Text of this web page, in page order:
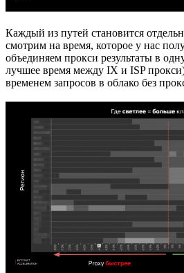
Каждый из путей становится
смотрим на время, которое у нас
объединяем прокси результаты в
лучшее время между IX и ISP
временем запросов в облако без